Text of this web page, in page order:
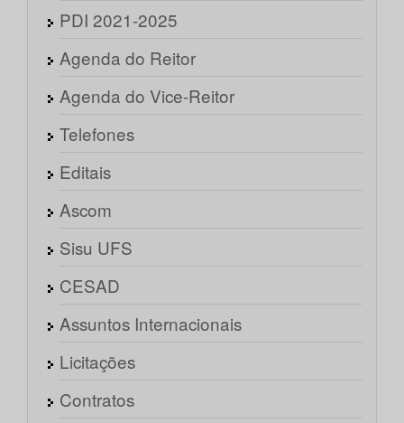
PDI 2021-2025
Agenda do Reitor
Agenda do Vice-Reitor
Telefones
Editais
Ascom
Sisu UFS
CESAD
Assuntos Internacionais
Licitações
Contratos